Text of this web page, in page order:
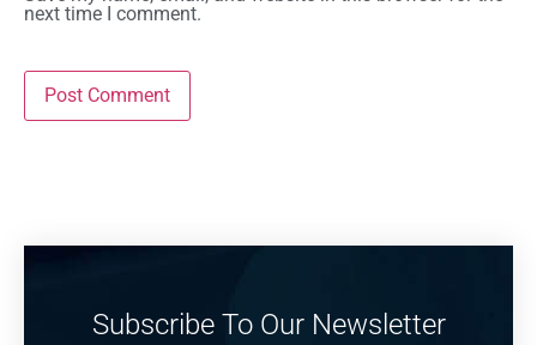
next time I comment.
Subscribe To Our Newsletter